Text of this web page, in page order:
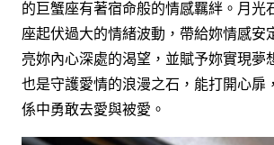
的巨蟹座有著宿命般的情感羈絆。月光
座起伏過大的情緒波動，帶給妳情感安
亮妳內心深處的渴望，並賦予妳實現夢
也是守護愛情的浪漫之石，能打開心扉
係中勇敢去愛與被愛。